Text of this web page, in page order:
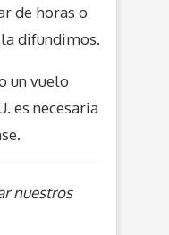
de horas o
la difundimos.
un vuelo
es necesaria
nuestros